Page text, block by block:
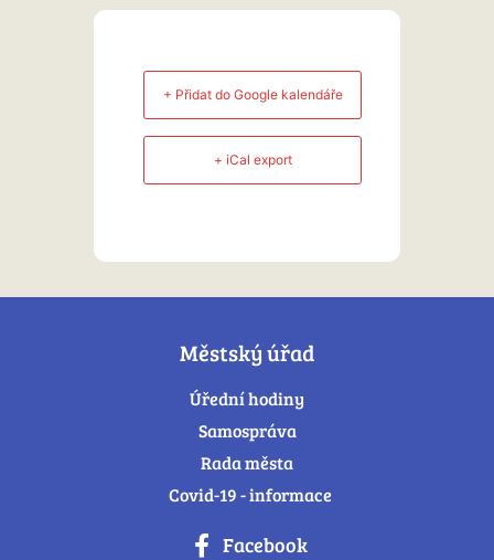
+ Přidat do Google kalendáře
+ iCal export
Městský úřad
Úřední hodiny
Samospráva
Rada města
Covid-19 - informace
Facebook